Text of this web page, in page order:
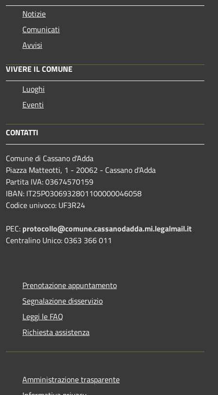
Notizie
Comunicati
Avvisi
VIVERE IL COMUNE
Luoghi
Eventi
CONTATTI
Comune di Cassano d'Adda
Piazza Matteotti, 1 - 20062 - Cassano d'Adda
Partita IVA: 03674570159
IBAN: IT25P0306932801100000046058
Codice univoco: UF3R24
PEC: protocollo@comune.cassanodadda.mi.legalmail.it
Centralino Unico: 0363 366 011
Prenotazione appuntamento
Segnalazione disservizio
Leggi le FAQ
Richiesta assistenza
Amministrazione trasparente